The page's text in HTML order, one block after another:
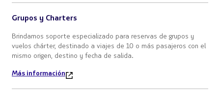
Grupos y Charters
Brindamos soporte especializado para reservas de grupos y
vuelos chárter, destinado a viajes de 10 o más pasajeros con el
mismo origen, destino y fecha de salida.
Más información